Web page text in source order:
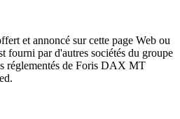
et annoncé sur cette page Web ou
fourni par d'autres sociétés du groupe
réglementés de Foris DAX MT